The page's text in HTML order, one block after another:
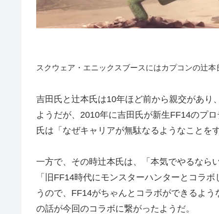
スクウェア・エニックスブースにはカプコンの辻
吉田氏と辻本氏は10年ほど前から親交があり
ようだが、2010年に吉田氏が新生FF14のプ
氏は「なぜキャリアが無駄なるようなことを
一方で、その時辻本氏は、「本気でやるなら
「旧FF14時代にモンスターハンターとコラ
うので、FF14がちゃんとコラボができるよ
の話が今回のコラボに繋がったようだ。